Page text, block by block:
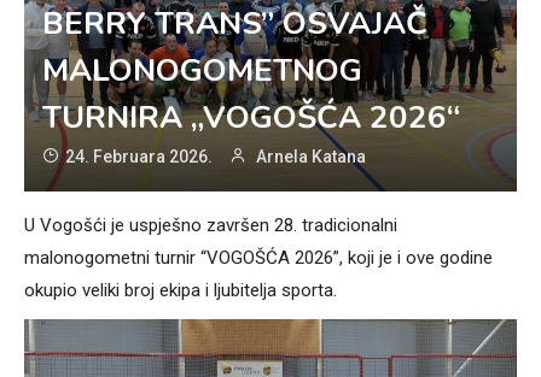
BERRY TRANS” OSVAJAČ
MALONOGOMETNOG
TURNIRA „VOGOŠĆA 2026“
24. Februara 2026. Arnela Katana
U Vogošći je uspješno završen 28. tradicionalni
malonogometni turnir “VOGOŠĆA 2026”, koji je i ove godine
okupio veliki broj ekipa i ljubitelja sporta.